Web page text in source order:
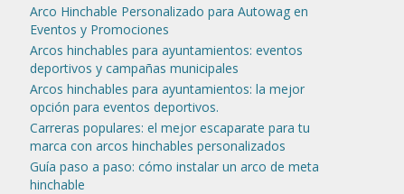
Arco Hinchable Personalizado para Autowag en
Eventos y Promociones
Arcos hinchables para ayuntamientos: eventos
deportivos y campañas municipales
Arcos hinchables para ayuntamientos: la mejor
opción para eventos deportivos.
Carreras populares: el mejor escaparate para tu
marca con arcos hinchables personalizados
Guía paso a paso: cómo instalar un arco de meta
hinchable